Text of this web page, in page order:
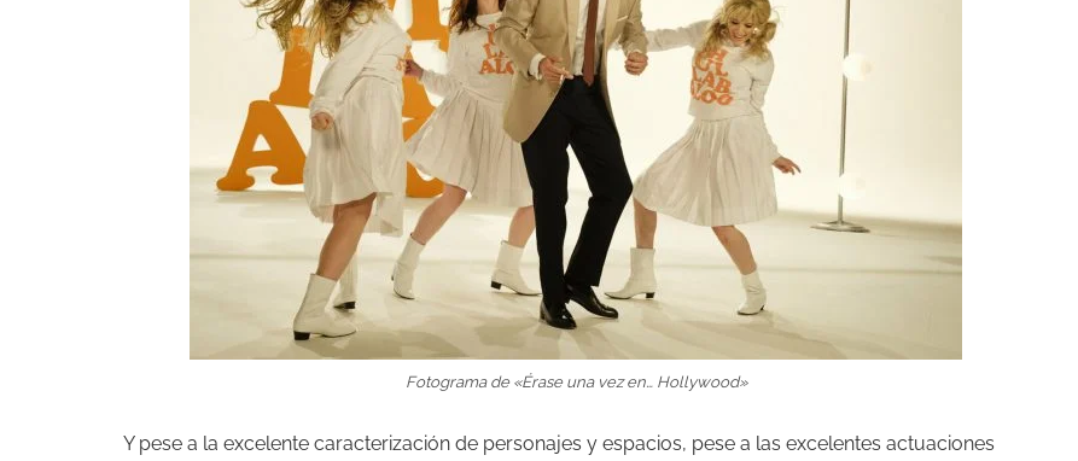
Fotograma de «Érase una vez en… Hollywood»
Y pese a la excelente caracterización de personajes y espacios, pese a las excelentes actuaciones